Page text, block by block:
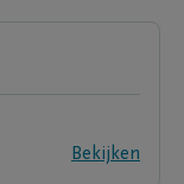
Bekijken